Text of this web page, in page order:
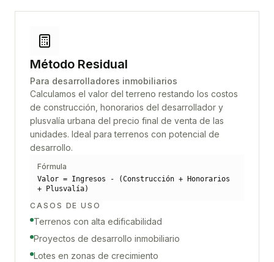
Método Residual
Para desarrolladores inmobiliarios
Calculamos el valor del terreno restando los costos
de construcción, honorarios del desarrollador y
plusvalía urbana del precio final de venta de las
unidades. Ideal para terrenos con potencial de
desarrollo.
Fórmula
Valor = Ingresos - (Construcción + Honorarios
+ Plusvalía)
CASOS DE USO
Terrenos con alta edificabilidad
Proyectos de desarrollo inmobiliario
Lotes en zonas de crecimiento